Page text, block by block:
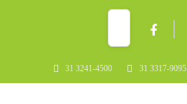
31 3241-4500 31 3317-9095